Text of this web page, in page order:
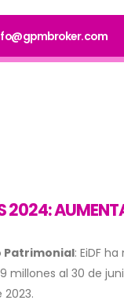
2024:
Patrimonial: EiDF
millones al 30 de